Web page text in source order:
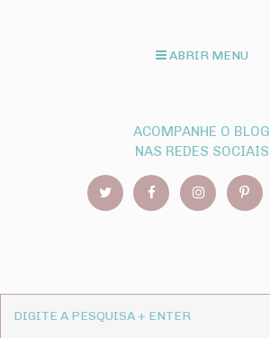
ABRIR MENU
ACOMPANHE O BLOG
NAS REDES SOCIAIS